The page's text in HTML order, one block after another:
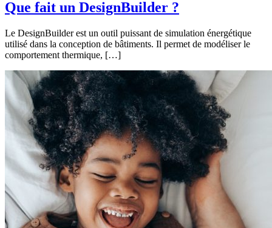
Que fait un DesignBuilder ?
Le DesignBuilder est un outil puissant de simulation énergétique
utilisé dans la conception de bâtiments. Il permet de modéliser le
comportement thermique, […]